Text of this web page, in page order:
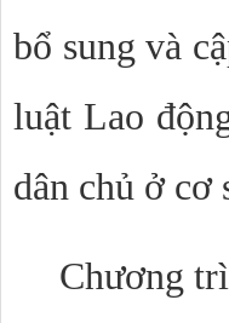
bổ sung và
luật Lao
dân chủ ở cơ
Chương